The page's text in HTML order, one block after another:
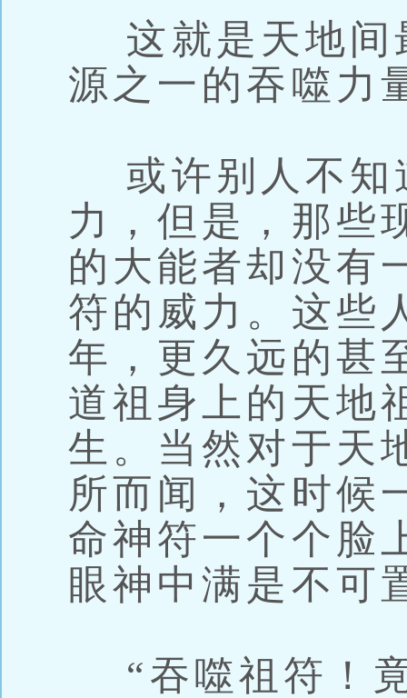
这就是天地间
源之一的吞噬力
或许别人不知
力，但是，那些
的大能者却没有
符的威力。这些
年，更久远的甚
道祖身上的天地
生。当然对于天
所而闻，这时候
命神符一个个脸
眼神中满是不可
“吞噬祖符！